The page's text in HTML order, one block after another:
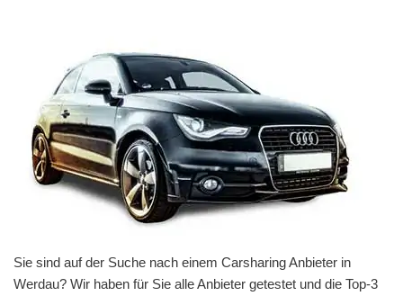
Sie sind auf der Suche nach einem Carsharing Anbieter in
Werdau? Wir haben für Sie alle Anbieter getestet und die Top-3